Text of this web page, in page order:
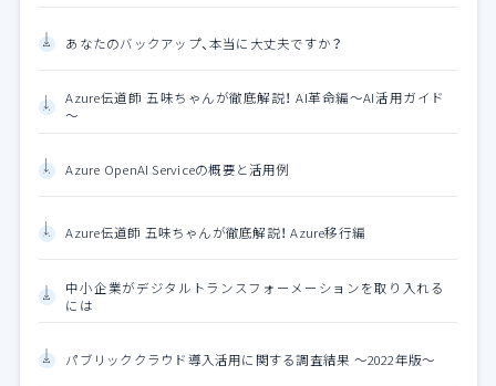
あなたのバックアップ、本当に大丈夫ですか？
Azure伝道師 五味ちゃんが徹底解説！ AI革命編～AI活用ガイド
～
Azure OpenAI Serviceの概要と活用例
Azure伝道師 五味ちゃんが徹底解説！ Azure移行編
中小企業がデジタルトランスフォーメーションを取り入れる
には
パブリッククラウド導入活用に関する調査結果 ～2022年版～